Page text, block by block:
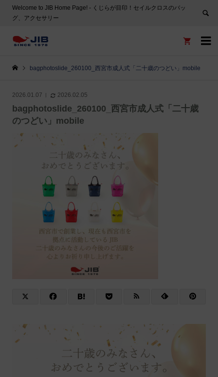
Welcome to JIB Home Page! ‐ くじらが目印！セイルクロスのバッ
グ、アクセサリー


bagphotoslide_260100_西宮市成人式「二十歳のつどい」mobile
2026.01.07 2026.02.05
bagphotoslide_260100_西宮市成人式「二十歳
のつどい」mobile